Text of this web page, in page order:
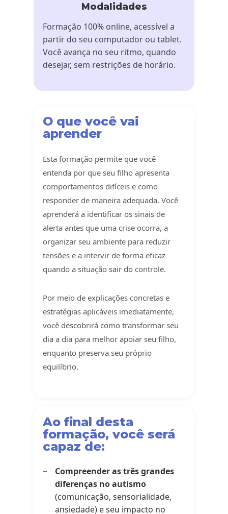
Modalidades
Formação 100% online, acessível a
partir do seu computador ou tablet.
Você avança no seu ritmo, quando
desejar, sem restrições de horário.
O que você vai
aprender
Esta formação permite que você
entenda por que seu filho apresenta
comportamentos difíceis e como
responder de maneira adequada. Você
aprenderá a identificar os sinais de
alerta antes que uma crise ocorra, a
organizar seu ambiente para reduzir
tensões e a intervir de forma eficaz
quando a situação sair do controle.
Por meio de explicações concretas e
estratégias aplicáveis imediatamente,
você descobrirá como transformar seu
dia a dia para melhor apoiar seu filho,
enquanto preserva seu próprio
equilíbrio.
Ao final desta
formação, você será
capaz de:
Compreender as três grandes
diferenças no autismo
(comunicação, sensorialidade,
ansiedade) e seu impacto no